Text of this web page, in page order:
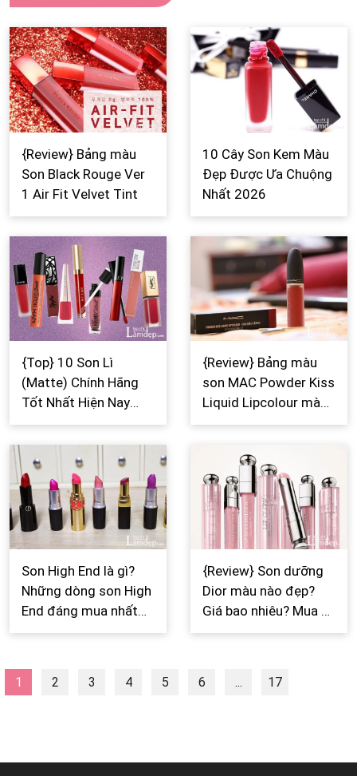
{Review} Bảng màu
Son Black Rouge Ver
1 Air Fit Velvet Tint
10 Cây Son Kem Màu
Đẹp Được Ưa Chuộng
Nhất 2026
{Top} 10 Son Lì
(Matte) Chính Hãng
Tốt Nhất Hiện Nay
2026
{Review} Bảng màu
son MAC Powder Kiss
Liquid Lipcolour màu
nào đẹp? Giá bao
Son High End là gì?
Những dòng son High
End đáng mua nhất
2026
{Review} Son dưỡng
Dior màu nào đẹp?
Giá bao nhiêu? Mua ở
đâu?
1 2 3 4 5 6 ...
17